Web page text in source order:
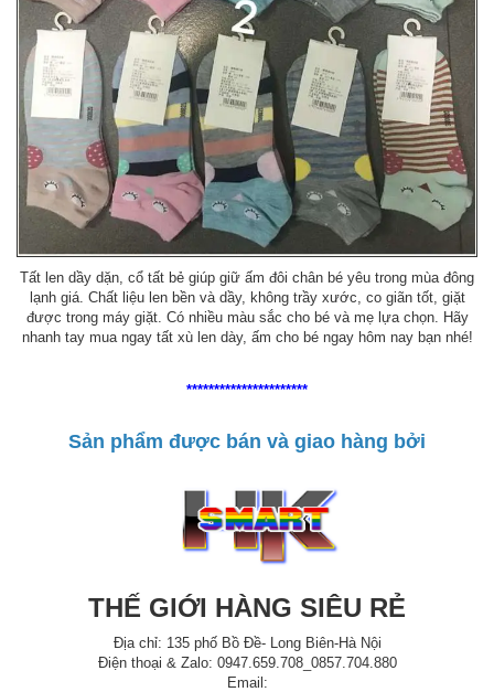
Tất len dầy dặn, cổ tất bẻ giúp giữ ấm đôi chân bé yêu trong mùa đông
lạnh giá. Chất liệu len bền và dầy, không trầy xước, co giãn tốt, giặt
được trong máy giặt. Có nhiều màu sắc cho bé và mẹ lựa chọn. Hãy
nhanh tay mua ngay tất xù len dày, ấm cho bé ngay hôm nay bạn nhé!
**********************
Sản phẩm được bán và giao hàng bởi
THẾ GIỚI HÀNG SIÊU RẺ
Địa chỉ: 135 phố Bồ Đề- Long Biên-Hà Nội
Điện thoại & Zalo: 0947.659.708_0857.704.880
Email: